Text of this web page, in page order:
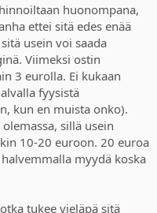
huonompana,
ettei sitä edes enää
usein voi saada
Viimeksi ostin
3 eurolla. Ei kukaan
fyysistä
kun en muista onko).
sillä usein
10-20 euroon. 20 euroa
myydä koska
tukee vieläpä sitä